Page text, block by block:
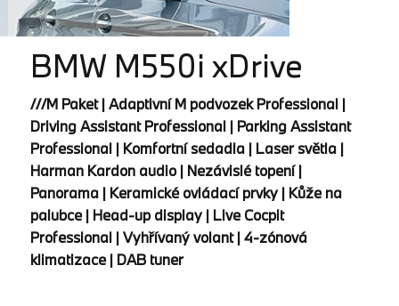
BMW M550i xDrive
///M Paket | Adaptivní M podvozek Professional |
Driving Assistant Professional | Parking Assistant
Professional | Komfortní sedadla | Laser světla |
Harman Kardon audio | Nezávislé topení |
Panorama | Keramické ovládací prvky | Kůže na
palubce | Head-up display | Live Cocpit
Professional | Vyhřívaný volant | 4-zónová
klimatizace | DAB tuner